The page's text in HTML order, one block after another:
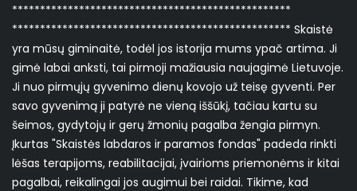
**************************************************
************************************************** Skaistė
yra mūsų giminaitė, todėl jos istorija mums ypač artima. Ji
gimė labai anksti, tai pirmoji mažiausia naujagimė Lietuvoje.
Ji nuo pirmųjų gyvenimo dienų kovojo už teisę gyventi. Per
savo gyvenimą ji patyrė ne vieną iššūkį, tačiau kartu su
šeimos, gydytojų ir gerų žmonių pagalba žengia pirmyn.
Įkurtas "Skaistės labdaros ir paramos fondas" padeda rinkti
lėšas terapijoms, reabilitacijai, įvairioms priemonėms ir kitai
pagalbai, reikalingai jos augimui bei raidai. Tikime, kad